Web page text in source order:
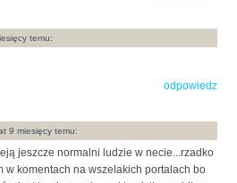
temu:
odpowiedz
9 miesięcy temu:
jeszcze normalni ludzie w necie...rzadko
w komentach na wszelakich portalach bo